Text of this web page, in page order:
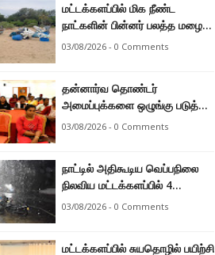
மட்டக்களப்பில் மிக நீண்ட
நாட்களின் பின்னர் பலத்த மழை
47.8 மில்லி மீற்றர் மழை வீழ்ச்சி
03/08/2026 - 0 Comments
தன்னார்வ தொண்டர்
அமைப்புக்களை ஒழுங்கு படுத்த
வேண்டும் என்ற அடிப்படையில்
03/08/2026 - 0 Comments
நாட்டில் அதிகூடிய வெப்பநிலை
நிலவிய மட்டக்களப்பில் 4
மாதங்களுக்குப் பின்னர் பலத்த
03/08/2026 - 0 Comments
மட்டக்களப்பில் சுயதொழில் பயிற்சி